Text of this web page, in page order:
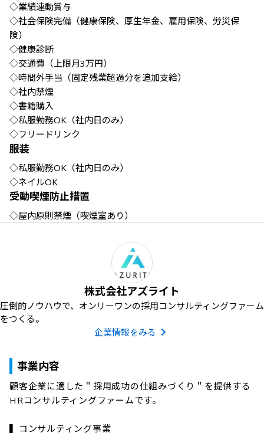
◇業績連動賞与
◇社会保険完備（健康保険、厚生年金、雇用保険、労災保
険）
◇健康診断
◇交通費（上限月3万円）
◇時間外手当（固定残業超過分を追加支給）
◇社内禁煙
◇書籍購入
◇私服勤務OK（社内日のみ）
◇フリードリンク
服装
◇私服勤務OK（社内日のみ）
◇ネイルOK
受動喫煙防止措置
◇屋内原則禁煙（喫煙室あり）
株式会社アズライト
圧倒的ノウハウで、オンリーワンの採用コンサルティングファーム
をつくる。
企業情報をみる
事業内容
顧客企業に適した＂採用成功の仕組みづくり＂を提供する
HRコンサルティングファームです。
▍コンサルティング事業